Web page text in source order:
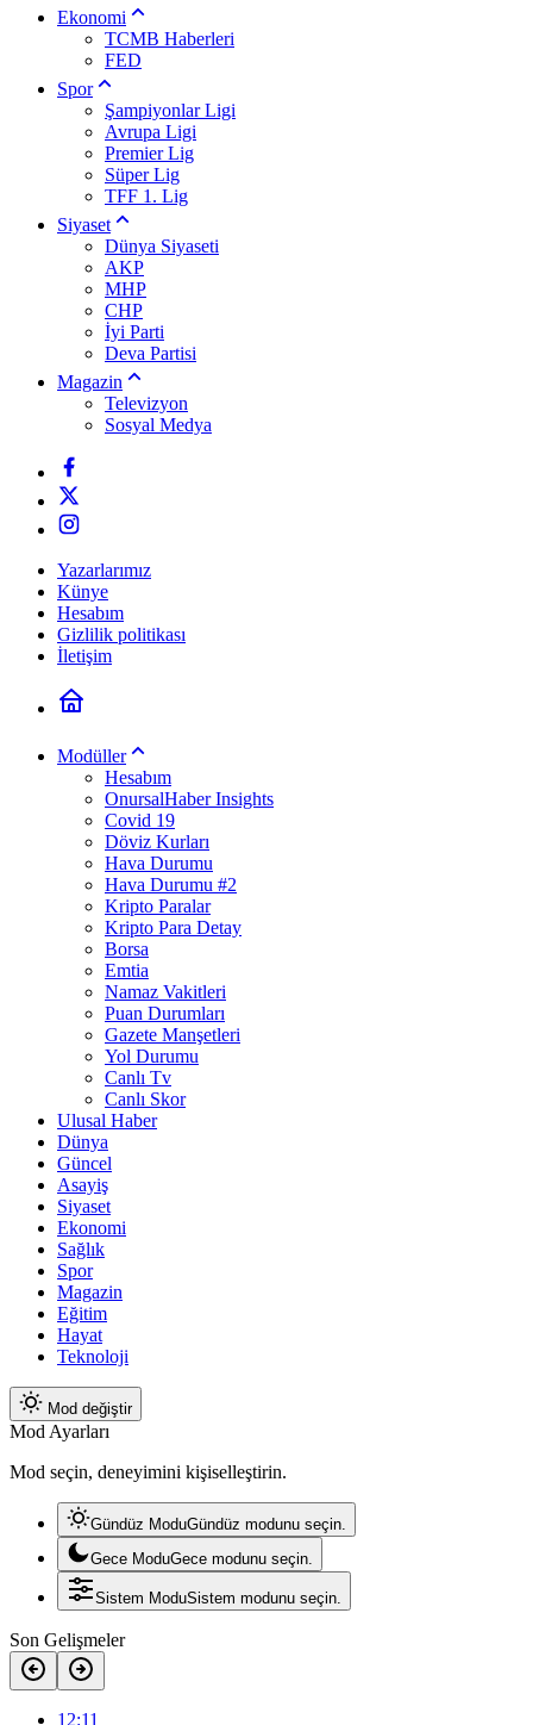
Ekonomi
TCMB Haberleri
FED
Spor
Şampiyonlar Ligi
Avrupa Ligi
Premier Lig
Süper Lig
TFF 1. Lig
Siyaset
Dünya Siyaseti
AKP
MHP
CHP
İyi Parti
Deva Partisi
Magazin
Televizyon
Sosyal Medya
Yazarlarımız
Künye
Hesabım
Gizlilik politikası
İletişim
Modüller
Hesabım
OnursalHaber Insights
Covid 19
Döviz Kurları
Hava Durumu
Hava Durumu #2
Kripto Paralar
Kripto Para Detay
Borsa
Emtia
Namaz Vakitleri
Puan Durumları
Gazete Manşetleri
Yol Durumu
Canlı Tv
Canlı Skor
Ulusal Haber
Dünya
Güncel
Asayiş
Siyaset
Ekonomi
Sağlık
Spor
Magazin
Eğitim
Hayat
Teknoloji
Mod değiştir
Mod Ayarları
Mod seçin, deneyimini kişiselleştirin.
Gündüz ModuGündüz modunu seçin.
Gece ModuGece modunu seçin.
Sistem ModuSistem modunu seçin.
Son Gelişmeler
12:11